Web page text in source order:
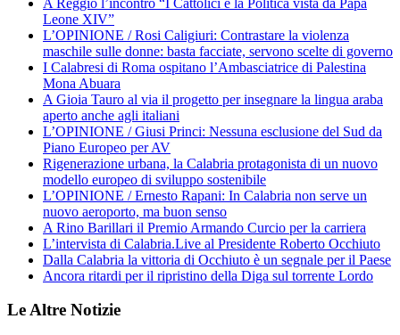
Leone XIV”
L’OPINIONE / Rosi Caligiuri: Contrastare la violenza
maschile sulle donne: basta facciate, servono scelte di governo
I Calabresi di Roma ospitano l’Ambasciatrice di Palestina
Mona Abuara
A Gioia Tauro al via il progetto per insegnare la lingua araba
aperto anche agli italiani
L’OPINIONE / Giusi Princi: Nessuna esclusione del Sud da
Piano Europeo per AV
Rigenerazione urbana, la Calabria protagonista di un nuovo
modello europeo di sviluppo sostenibile
L’OPINIONE / Ernesto Rapani: In Calabria non serve un
nuovo aeroporto, ma buon senso
A Rino Barillari il Premio Armando Curcio per la carriera
L’intervista di Calabria.Live al Presidente Roberto Occhiuto
Dalla Calabria la vittoria di Occhiuto è un segnale per il Paese
Ancora ritardi per il ripristino della Diga sul torrente Lordo
Le Altre Notizie